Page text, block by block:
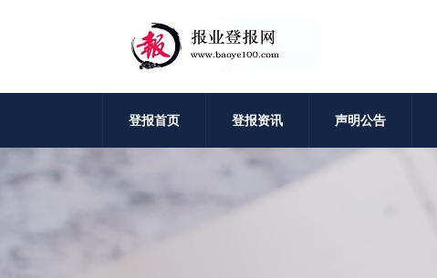
登报首页 登报资讯 声明公告